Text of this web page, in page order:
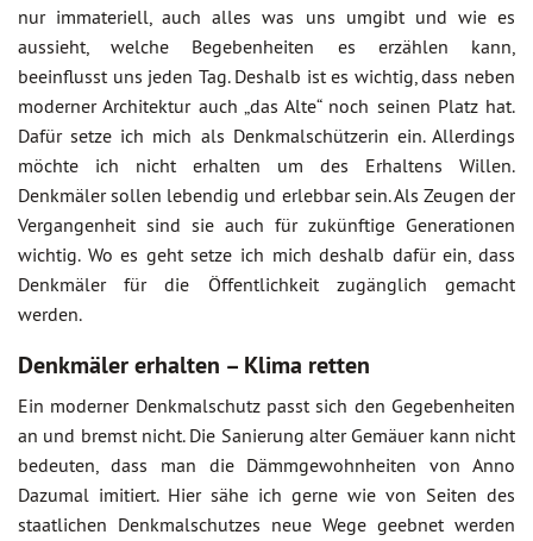
nur immateriell, auch alles was uns umgibt und wie es
aussieht, welche Begebenheiten es erzählen kann,
beeinflusst uns jeden Tag. Deshalb ist es wichtig, dass neben
moderner Architektur auch „das Alte“ noch seinen Platz hat.
Dafür setze ich mich als Denkmalschützerin ein. Allerdings
möchte ich nicht erhalten um des Erhaltens Willen.
Denkmäler sollen lebendig und erlebbar sein. Als Zeugen der
Vergangenheit sind sie auch für zukünftige Generationen
wichtig. Wo es geht setze ich mich deshalb dafür ein, dass
Denkmäler für die Öffentlichkeit zugänglich gemacht
werden.
Denkmäler erhalten – Klima retten
Ein moderner Denkmalschutz passt sich den Gegebenheiten
an und bremst nicht. Die Sanierung alter Gemäuer kann nicht
bedeuten, dass man die Dämmgewohnheiten von Anno
Dazumal imitiert. Hier sähe ich gerne wie von Seiten des
staatlichen Denkmalschutzes neue Wege geebnet werden